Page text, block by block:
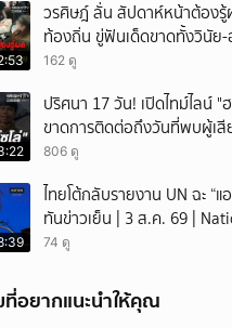
วรศิษฎ์ ลั่น สัปดาห์หน้าต้อง
ท้องถิ่น ขู่ฟันเด็ดขาดทั้งวินัย-
162 ดู
ปริศนา 17 วัน! เปิดไทม์ไลน์ "
ขาดการติดต่อถึงวันที่พบผู้เสี
806 ดู
ไทยโต้กลับรายงาน UN ฉะ “แ
ทันข่าวเย็น | 3 ส.ค. 69 |
74 ดู
อยากแนะนำให้คุณ